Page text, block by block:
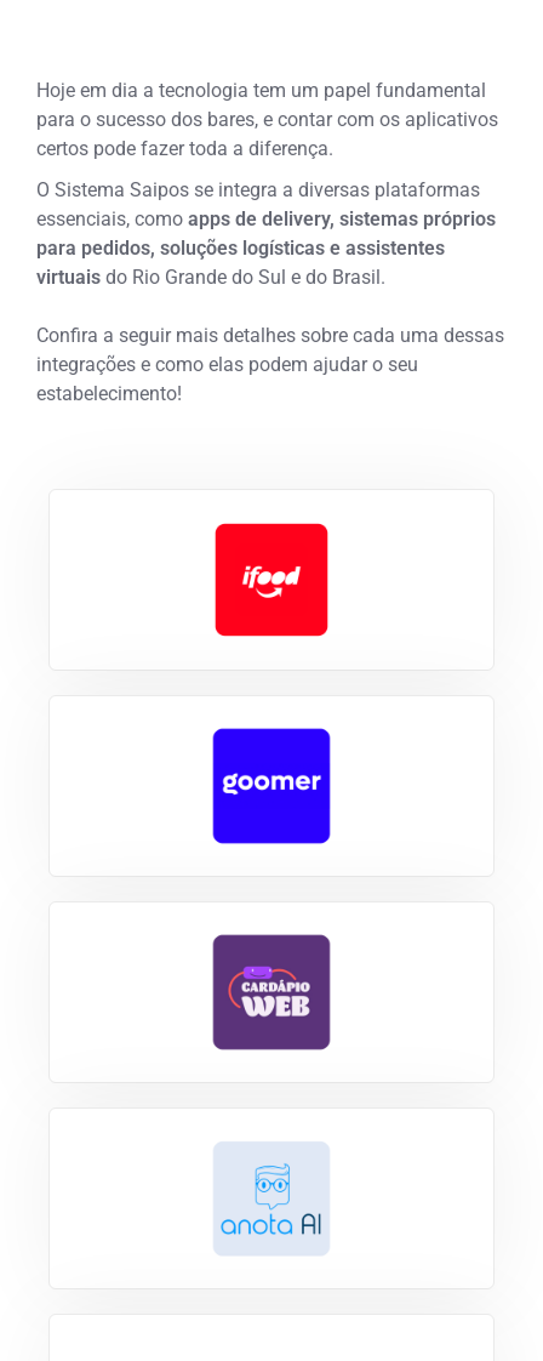
Hoje em dia a tecnologia tem um papel fundamental
para o sucesso dos bares, e contar com os aplicativos
certos pode fazer toda a diferença.
O Sistema Saipos se integra a diversas plataformas
essenciais, comoapps de delivery, sistemas próprios
para pedidos, soluções logísticas e assistentes
virtuais do Rio Grande do Sul e do Brasil.
Confira a seguir mais detalhes sobre cada uma dessas
integrações e como elas podem ajudar o seu
estabelecimento!